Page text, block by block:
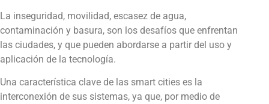
La inseguridad, movilidad, escasez de agua,
contaminación y basura, son los desafíos que enfrentan
las ciudades, y que pueden abordarse a partir del uso y
aplicación de la tecnología.
Una característica clave de las smart cities es la
interconexión de sus sistemas, ya que, por medio de